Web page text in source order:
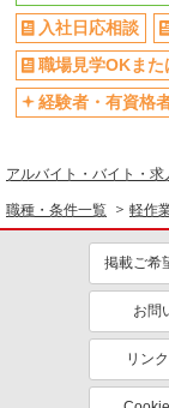
入社日応相談
職場見学OKまた
経験者・有資格
アルバイト・バイト・求
職種・条件一覧 軽作
掲載ご希
お問
リン